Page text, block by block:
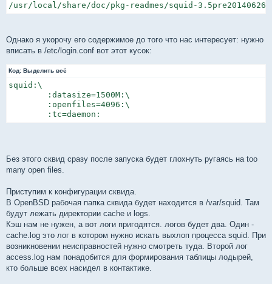
/usr/local/share/doc/pkg-readmes/squid-
Однако я укорочу его содержимое до того что нас интересует: нужно
вписать в /etc/login.conf вот этот кусок:
Код: Выделить всё
squid:\
        :datasize=1500M:\
        :openfiles=4096:\
        :tc=daemon:
Без этого сквид сразу после запуска будет глохнуть ругаясь на too
many open files.
Приступим к конфигурации сквида.
В OpenBSD рабочая папка сквида будет находится в /var/squid. Там
будут лежать директории cache и logs.
Кэш нам не нужен, а вот логи пригодятся. логов будет два. Один -
cache.log это лог в котором нужно искать выхлоп процесса squid. При
возникновении неисправностей нужно смотреть туда. Второй лог
access.log нам понадобится для формирования таблицы лодырей,
кто больше всех насидел в контактике.